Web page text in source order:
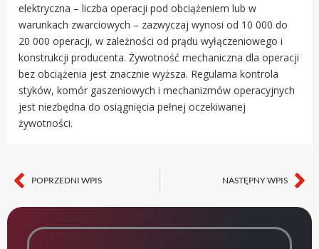
elektryczna – liczba operacji pod obciążeniem lub w
warunkach zwarciowych – zazwyczaj wynosi od 10 000 do
20 000 operacji, w zależności od prądu wyłączeniowego i
konstrukcji producenta. Żywotność mechaniczna dla operacji
bez obciążenia jest znacznie wyższa. Regularna kontrola
styków, komór gaszeniowych i mechanizmów operacyjnych
jest niezbędna do osiągnięcia pełnej oczekiwanej
żywotności.
Poprz.
POPRZEDNI WPIS NASTĘPNY WPIS